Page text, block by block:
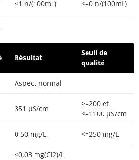
<1 n/(100mL) <=0 n/(100mL)
Résultat
Seuil de
qualité
Aspect normal
351 µS/cm
>=200 et
<=1100 µS/cm
0,50 mg/L <=250 mg/L
<0,03 mg(Cl2)/L